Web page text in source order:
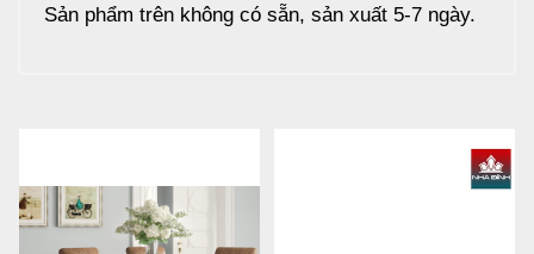
Sản phẩm trên không có sẵn, sản xuất 5-7 ngày.